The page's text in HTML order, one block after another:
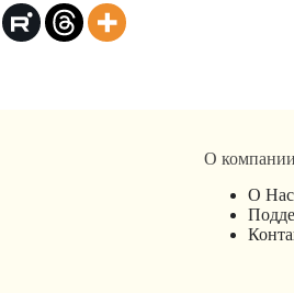
О компании
О Нас